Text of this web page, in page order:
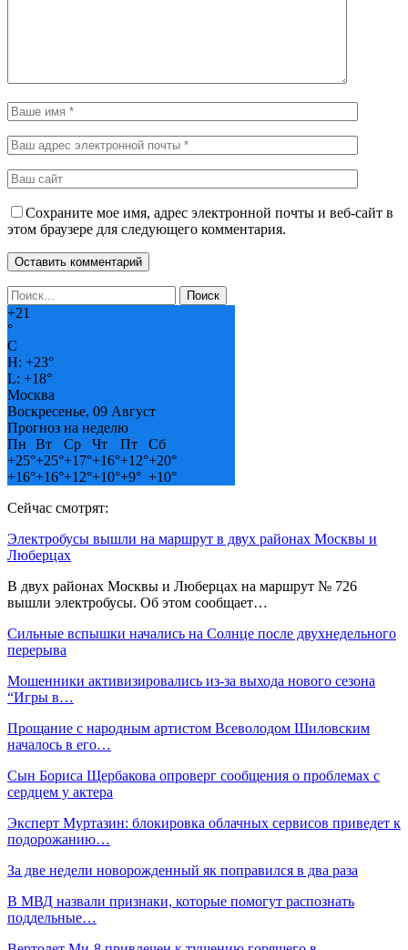
Сохраните мое имя, адрес электронной почты и веб-сайт в
этом браузере для следующего комментария.
+21
°
C
H: +23°
L: +18°
Москва
Воскресенье, 09 Август
Прогноз на неделю
Пн
Вт Ср Чт Пт
Сб
+25°+25°+17°+16°+12°+20°
+16°+16°+12°+10°+9° +10°
Сейчас смотрят:
Электробусы вышли на маршрут в двух районах Москвы и
Люберцах
В двух районах Москвы и Люберцах на маршрут № 726
вышли электробусы. Об этом сообщает…
Сильные вспышки начались на Солнце после двухнедельного
перерыва
Мошенники активизировались из-за выхода нового сезона
“Игры в…
Прощание с народным артистом Всеволодом Шиловским
началось в его…
Сын Бориса Щербакова опроверг сообщения о проблемах с
сердцем у актера
Эксперт Муртазин: блокировка облачных сервисов приведет к
подорожанию…
За две недели новорожденный як поправился в два раза
В МВД назвали признаки, которые помогут распознать
поддельные…